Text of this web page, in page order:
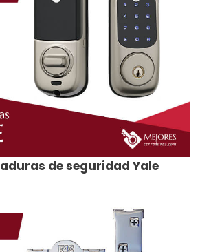
de seguridad Yale